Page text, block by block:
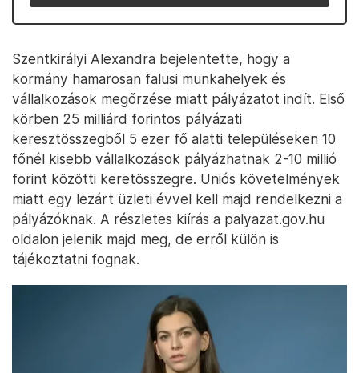
Szentkirályi Alexandra bejelentette, hogy a
kormány hamarosan falusi munkahelyek és
vállalkozások megőrzése miatt pályázatot indít. Első
körben 25 milliárd forintos pályázati
keresztösszegből 5 ezer fő alatti településeken 10
főnél kisebb vállalkozások pályázhatnak 2-10 millió
forint közötti keretösszegre. Uniós követelmények
miatt egy lezárt üzleti évvel kell majd rendelkezni a
pályázóknak. A részletes kiírás a palyazat.gov.hu
oldalon jelenik majd meg, de erről külön is
tájékoztatni fognak.